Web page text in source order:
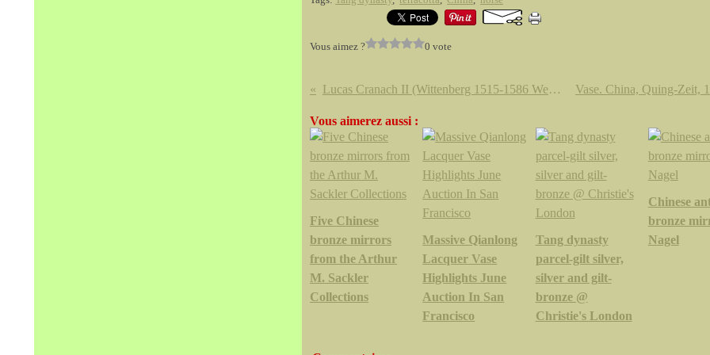
Vous aimez ? 0 vote
Lucas Cranach II (Wittenberg 1515-1586 Weimar) , Lucretia
Vous aimerez aussi :
Five Chinese
bronze mirrors
from the Arthur
M. Sackler
Collections
Massive Qianlong
Lacquer Vase
Highlights June
Auction In San
Francisco
Tang dynasty
parcel-gilt silver,
silver and gilt-
bronze @
Christie's London
Chinese
bronze
Nagel